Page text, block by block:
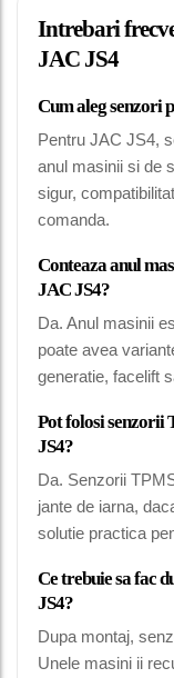
Intrebari
JAC JS4
Cum aleg senzori
Pentru JAC JS4,
anul masinii si de
sigur,
comanda.
Conteaza anul
JAC JS4?
Da. Anul masinii
poate avea
generatie, facelift
Pot folosi senzorii
JS4?
Da. Senzorii
jante de iarna,
solutie practica
Ce trebuie sa fac
JS4?
Dupa montaj,
Unele masini ii